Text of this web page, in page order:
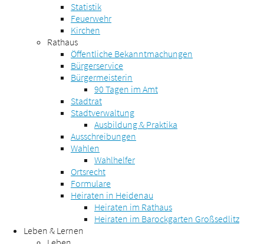
Statistik
Feuerwehr
Kirchen
Rathaus
Öffentliche Bekanntmachungen
Bürgerservice
Bürgermeisterin
90 Tagen im Amt
Stadtrat
Stadtverwaltung
Ausbildung & Praktika
Ausschreibungen
Wahlen
Wahlhelfer
Ortsrecht
Formulare
Heiraten in Heidenau
Heiraten im Rathaus
Heiraten im Barockgarten Großsedlitz
Leben & Lernen